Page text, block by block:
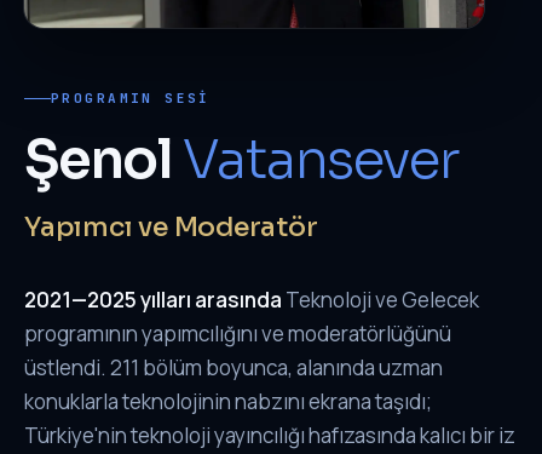
PROGRAMIN SESI
ŞenolVatansever
Yapımcı ve Moderatör
2021—2025 yılları arasında Teknoloji ve Gelecek
programının yapımcılığını ve moderatörlüğünü
üstlendi. 211 bölüm boyunca, alanında uzman
konuklarla teknolojinin nabzını ekrana taşıdı;
Türkiye'nin teknoloji yayıncılığı hafızasında kalıcı bir iz